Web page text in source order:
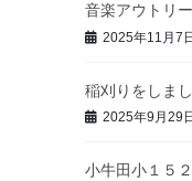
音楽アウトリ
2025年11月7日
稲刈りをしま
2025年9月29日
小牛田小１５